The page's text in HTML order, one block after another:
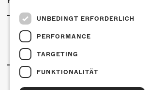
UNBEDINGT ERFORDERLICH
PERFORMANCE
TARGETING
FUNKTIONALITÄT